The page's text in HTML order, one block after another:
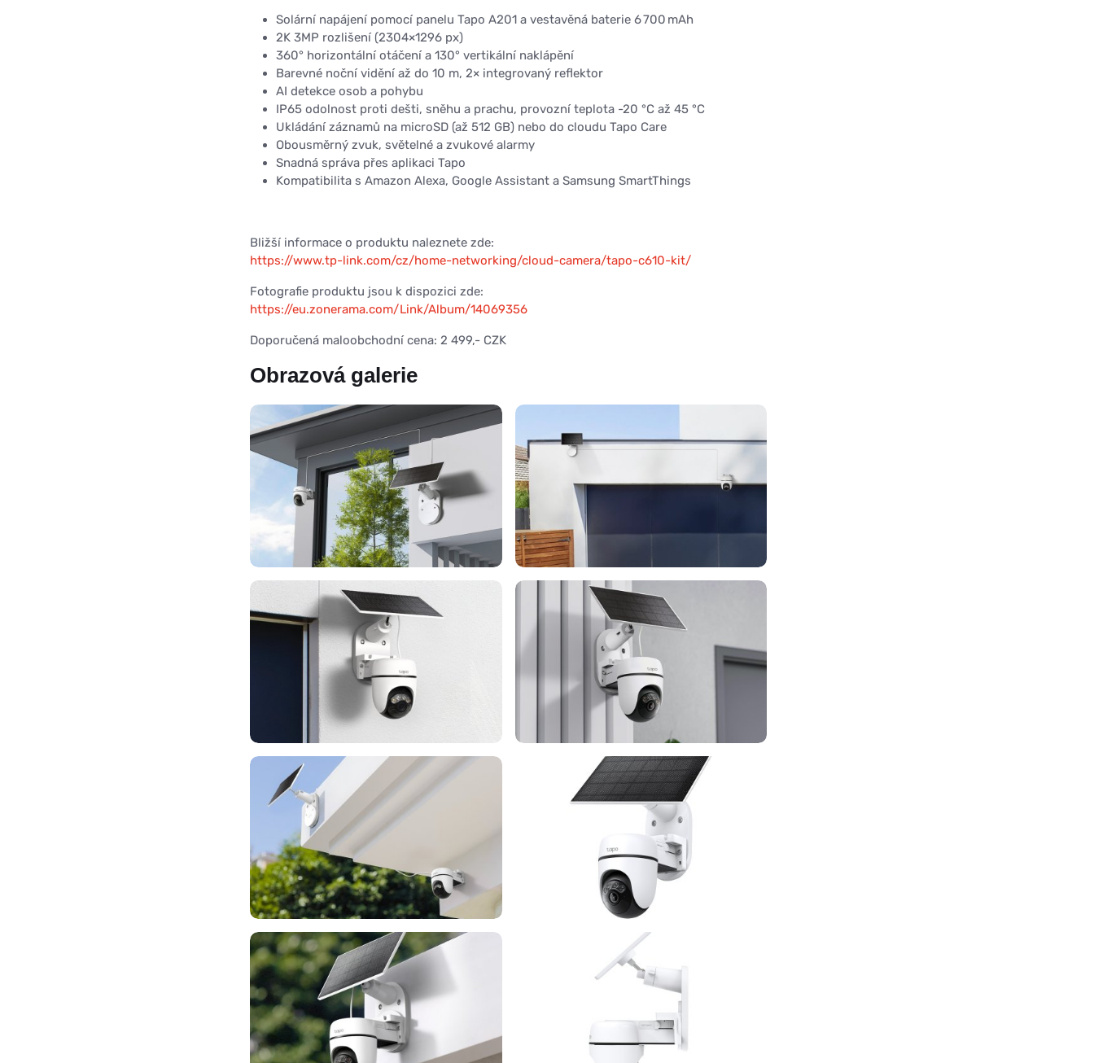
Solární napájení pomocí panelu Tapo A201 a vestavěná baterie 6 700 mAh
2K 3MP rozlišení (2304×1296 px)
360° horizontální otáčení a 130° vertikální naklápění
Barevné noční vidění až do 10 m, 2× integrovaný reflektor
AI detekce osob a pohybu
IP65 odolnost proti dešti, sněhu a prachu, provozní teplota -20 °C až 45 °C
Ukládání záznamů na microSD (až 512 GB) nebo do cloudu Tapo Care
Obousměrný zvuk, světelné a zvukové alarmy
Snadná správa přes aplikaci Tapo
Kompatibilita s Amazon Alexa, Google Assistant a Samsung SmartThings
Bližší informace o produktu naleznete zde:
https://www.tp-link.com/cz/home-networking/cloud-camera/tapo-c610-kit/
Fotografie produktu jsou k dispozici zde:
https://eu.zonerama.com/Link/Album/14069356
Doporučená maloobchodní cena: 2 499,- CZK
Obrazová galerie